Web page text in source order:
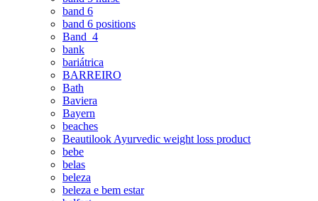
band 6
band 6 positions
Band_4
bank
bariátrica
BARREIRO
Bath
Baviera
Bayern
beaches
Beautilook Ayurvedic weight loss product
bebe
belas
beleza
beleza e bem estar